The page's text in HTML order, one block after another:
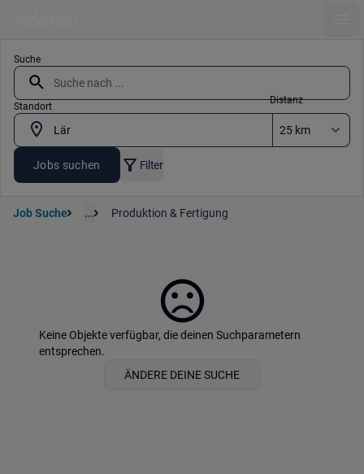
Suche
Standort
Distanz
Jobs suchen Filter
Job Suche ... Produktion & Fertigung
Keine Objekte verfügbar, die deinen Suchparametern
entsprechen.
ÄNDERE DEINE SUCHE